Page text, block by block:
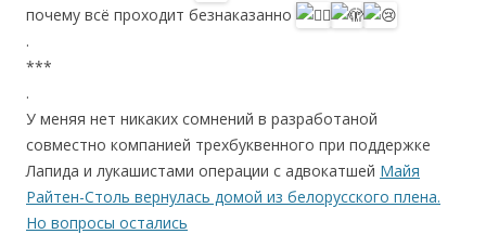
почему всё проходит безнаказанно
.
***
.
У меняя нет никаких сомнений в разработаной
совместно компанией трехбуквенного при поддержке
Лапида и лукашистами операции с адвокатшей Майя
Райтен-Столь вернулась домой из белорусского плена.
Но вопросы остались